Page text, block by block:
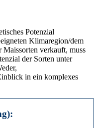
Potenzial
Klimaregion/dem
Maissorten verkauft, muss
der Sorten unter
in ein komplexes